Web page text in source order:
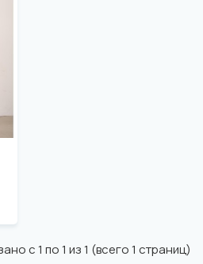
с 1 по 1 из 1 (всего 1 страниц)